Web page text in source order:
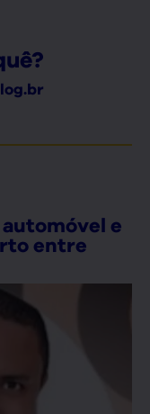
automóvel e
entre